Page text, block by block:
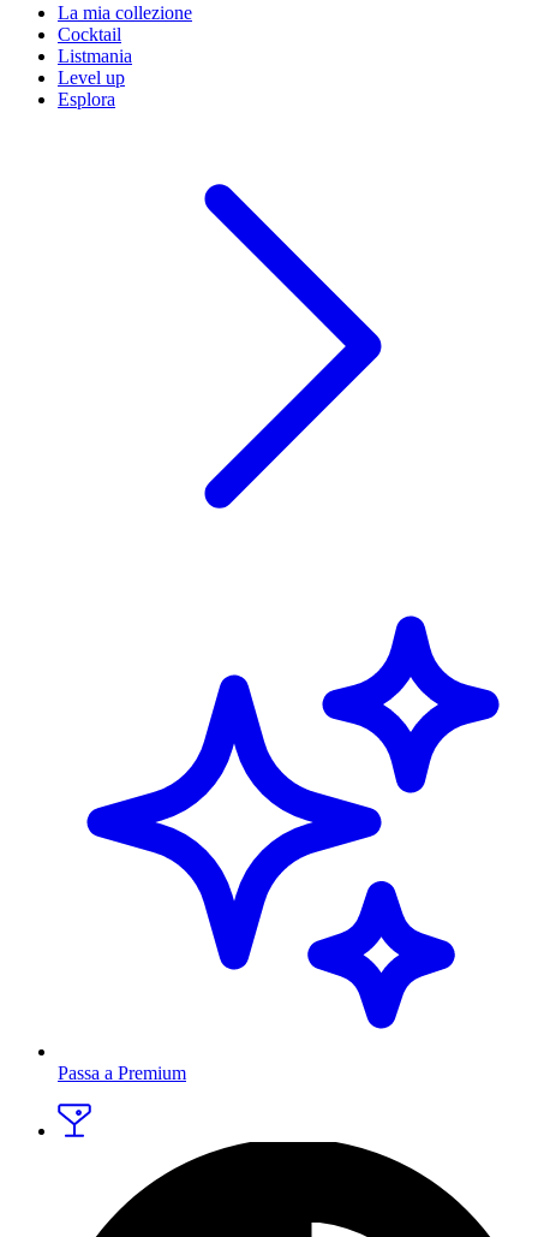
La mia collezione
Cocktail
Listmania
Level up
Esplora
Passa a Premium